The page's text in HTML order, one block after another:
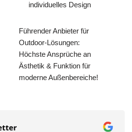
individuelles Design
Führender Anbieter für
Outdoor-Lösungen:
Höchste Ansprüche an
Ästhetik & Funktion für
moderne Außenbereiche!